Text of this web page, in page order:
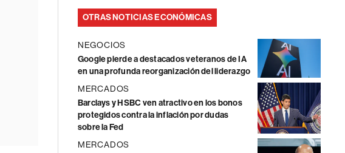
OTRAS NOTICIAS ECONÓMICAS
NEGOCIOS
Google pierde a destacados veteranos de IA
en una profunda reorganización del liderazgo
MERCADOS
Barclays y HSBC ven atractivo en los bonos
protegidos contra la inflación por dudas
sobre la Fed
MERCADOS